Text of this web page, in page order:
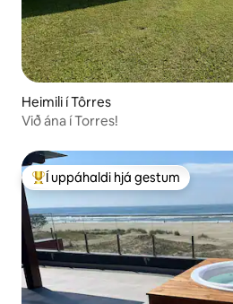
Heimili í Tôrres
Við ána í Torres!
Í mestu uppáhaldi hjá gestum
Í uppáhaldi hjá gestum